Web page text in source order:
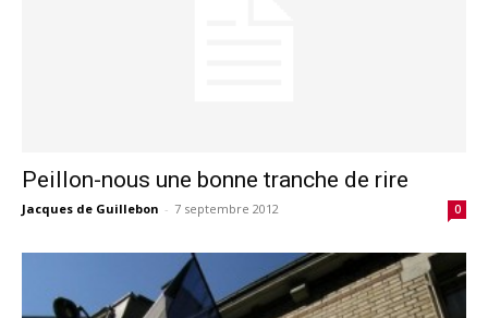
Peillon-nous une bonne tranche de rire
Jacques de Guillebon - 7 septembre 2012 0